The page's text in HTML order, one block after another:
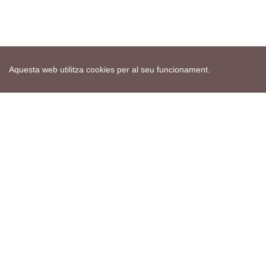
Aquesta web utilitza cookies per al seu funcionament.